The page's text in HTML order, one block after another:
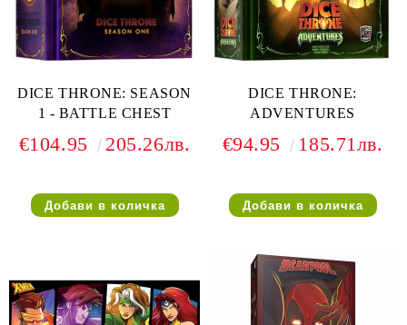
DICE THRONE: SEASON
1 - BATTLE CHEST
€104.95 205.26лв.
DICE THRONE:
ADVENTURES
€94.95 185.71лв.